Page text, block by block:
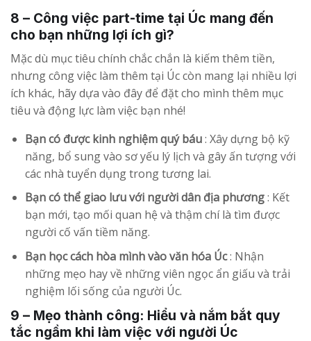
8 – Công việc part-time tại Úc mang đến
cho bạn những lợi ích gì?
Mặc dù mục tiêu chính chắc chắn là kiếm thêm tiền,
nhưng công việc làm thêm tại Úc còn mang lại nhiều lợi
ích khác, hãy dựa vào đây để đặt cho mình thêm mục
tiêu và động lực làm việc bạn nhé!
Bạn có được kinh nghiệm quý báu: Xây dựng bộ kỹ
năng, bổ sung vào sơ yếu lý lịch và gây ấn tượng với
các nhà tuyển dụng trong tương lai.
Bạn có thể giao lưu với người dân địa phương: Kết
bạn mới, tạo mối quan hệ và thậm chí là tìm được
người cố vấn tiềm năng.
Bạn học cách hòa mình vào văn hóa Úc: Nhận
những mẹo hay về những viên ngọc ẩn giấu và trải
nghiệm lối sống của người Úc.
9 – Mẹo thành công: Hiểu và nắm bắt quy
tắc ngầm khi làm việc với người Úc